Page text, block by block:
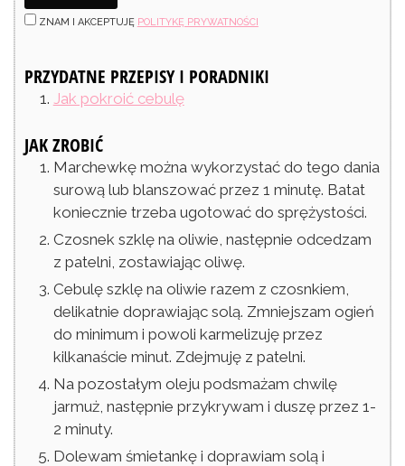
ZNAM I AKCEPTUJĘ POLITYKĘ PRYWATNOŚCI
PRZYDATNE PRZEPISY I PORADNIKI
Jak pokroić cebulę
JAK ZROBIĆ
Marchewkę można wykorzystać do tego dania
surową lub blanszować przez 1 minutę. Batat
koniecznie trzeba ugotować do sprężystości.
Czosnek szklę na oliwie, następnie odcedzam
z patelni, zostawiając oliwę.
Cebulę szklę na oliwie razem z czosnkiem,
delikatnie doprawiając solą. Zmniejszam ogień
do minimum i powoli karmelizuję przez
kilkanaście minut. Zdejmuję z patelni.
Na pozostałym oleju podsmażam chwilę
jarmuż, następnie przykrywam i duszę przez 1-
2 minuty.
Dolewam śmietankę i doprawiam solą i